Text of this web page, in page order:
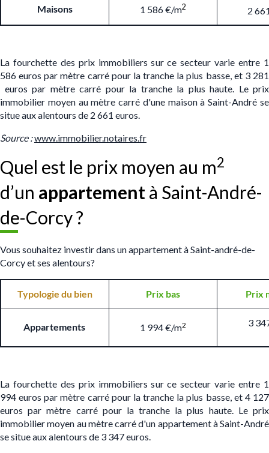
Maisons 1 586 €/m2 2
La fourchette des prix immobiliers sur ce secteur varie entre 1
586 euros par mètre carré pour la tranche la plus basse, et 3 281
euros par mètre carré pour la tranche la plus haute. Le prix
immobilier moyen au mètre carré d'une maison à Saint-André se
situe aux alentours de 2 661 euros.
Source :www.immobilier.notaires.fr
Quel est le prix moyen au m2
d’un appartement à Saint-André-
de-Corcy ?
Vous souhaitez investir dans un appartement à Saint-andré-de-
Corcy et ses alentours?
Typologie du bien Prix bas Prix
Appartements 1 994 €/m2 3
La fourchette des prix immobiliers sur ce secteur varie entre 1
994 euros par mètre carré pour la tranche la plus basse, et 4 127
euros par mètre carré pour la tranche la plus haute. Le prix
immobilier moyen au mètre carré d'un appartement à Saint-André
se situe aux alentours de 3 347 euros.